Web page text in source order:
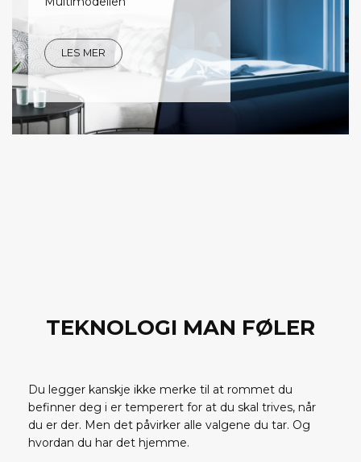
LES MER
TEKNOLOGI MAN FØLER
Du legger kanskje ikke merke til at rommet du
befinner deg i er temperert for at du skal trives, når
du er der. Men det påvirker alle valgene du tar. Og
hvordan du har det hjemme.